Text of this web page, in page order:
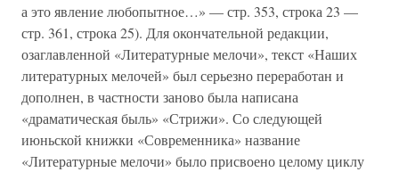
а это явление любопытное…» — стр. 353, строка 23 —
стр. 361, строка 25). Для окончательной редакции,
озаглавленной «Литературные мелочи», текст «Наших
литературных мелочей» был серьезно переработан и
дополнен, в частности заново была написана
«драматическая быль» «Стрижи». Со следующей
июньской книжки «Современника» название
«Литературные мелочи» было присвоено целому циклу